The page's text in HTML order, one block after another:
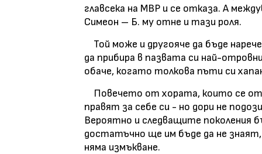
главсека на МВР и се отказа. А
Симеон – Б. му отне и тази роля.
Той може и другояче да бъде
да прибира в пазвата си най-
обаче, когато толкова пъти си
Повечето от хората, които се
правят за себе си - но дори не
Вероятно и следващите поколения
достатъчно ще им бъде да не
няма измъкване.